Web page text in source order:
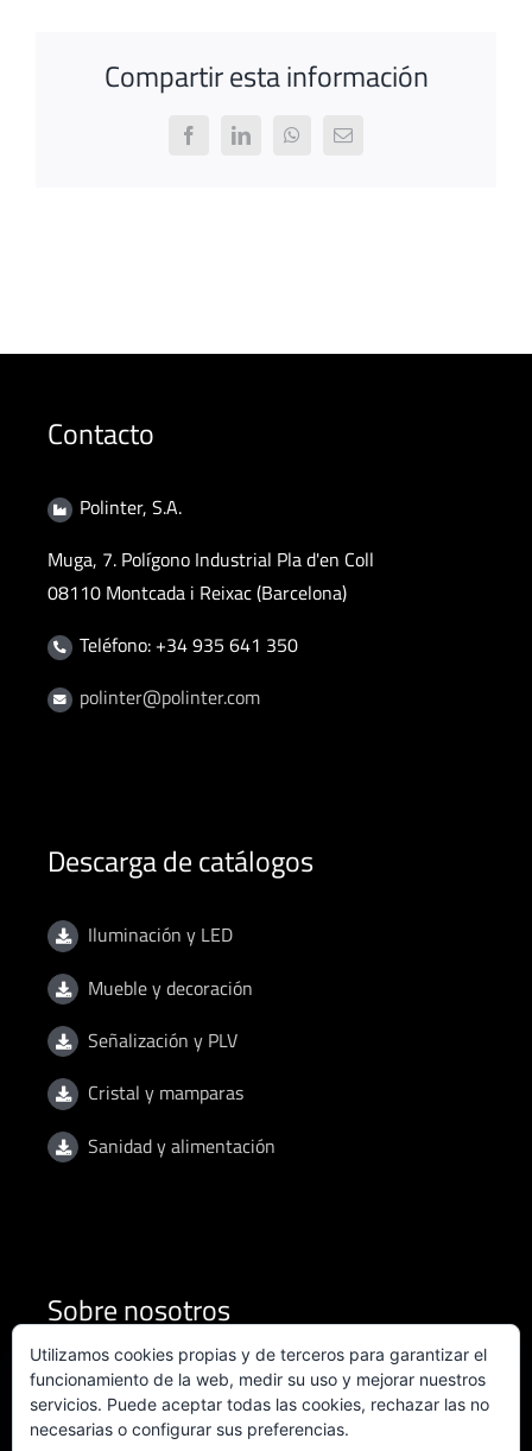
Compartir esta información
FacebookLinkedInWhatsApp
Email
Contacto
Polinter, S.A.
Muga, 7. Polígono Industrial Pla d'en Coll
08110 Montcada i Reixac (Barcelona)
Teléfono: +34 935 641 350
polinter@polinter.com
Descarga de catálogos
Iluminación y LED
Mueble y decoración
Señalización y PLV
Cristal y mamparas
Sanidad y alimentación
Sobre nosotros
Condiciones de uso
Política de privacidad
Utilizamos cookies propias y de terceros para garantizar el
funcionamiento de la web, medir su uso y mejorar nuestros
servicios. Puede aceptar todas las cookies, rechazar las no
necesarias o configurar sus preferencias.